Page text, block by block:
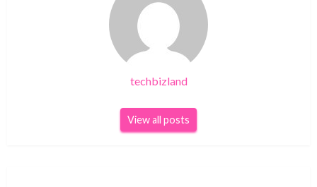
techbizland
View all posts